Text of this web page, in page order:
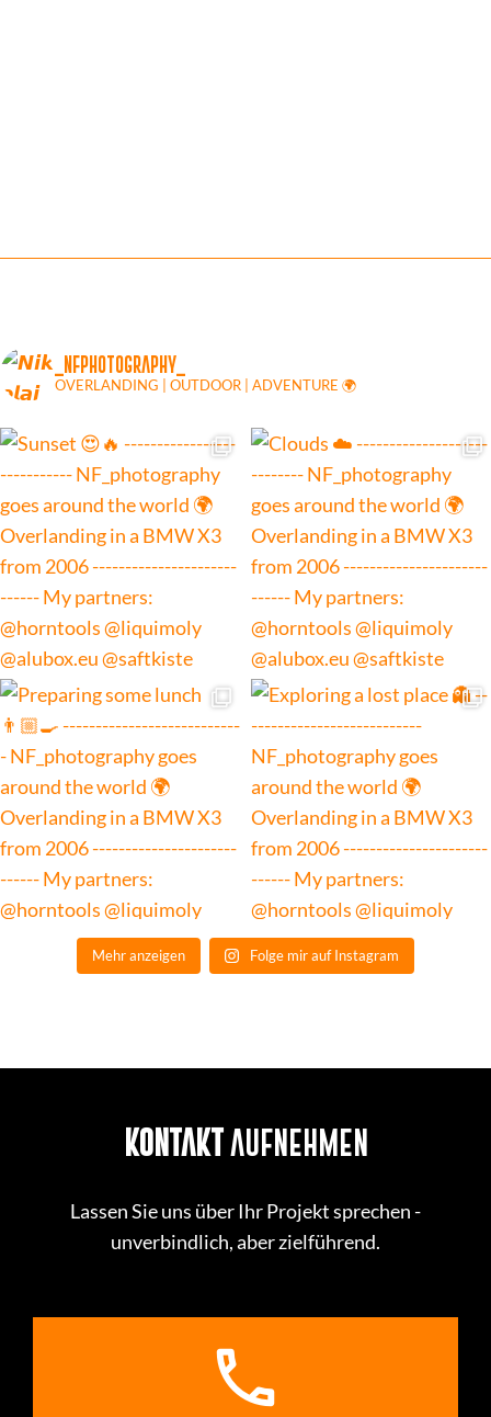
_NFPHOTOGRAPHY_
OVERLANDING | OUTDOOR | ADVENTURE 🌍
Mehr anzeigen Folge mir auf Instagram
KONTAKTAUFNEHMEN
Lassen Sie uns über Ihr Projekt sprechen -
unverbindlich, aber zielführend.
call